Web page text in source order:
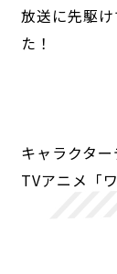
放送に先駆
た！
キャラクタ
TVアニメ「